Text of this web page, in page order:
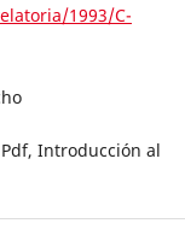
1993/C-
Introducción al